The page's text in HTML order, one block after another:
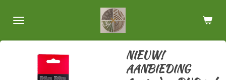
direct
hoofdinhoud
NIEUW!
AANBIEDING